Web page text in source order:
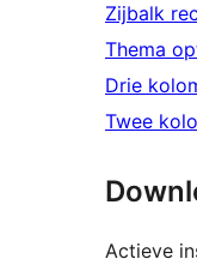
Zijbalk
Thema
Drie
Twee
Actieve